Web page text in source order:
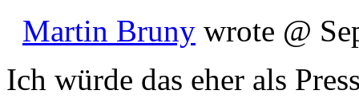
Martin Bruny wrote @
Ich würde das eher als